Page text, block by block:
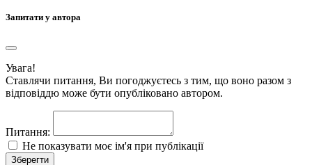
Запитати у автора
Увага!
Ставлячи питання, Ви погоджуєтесь з тим, що воно разом з
відповіддю може бути опубліковано автором.
Питання:
Не показувати моє ім'я при публікації
Зберегти